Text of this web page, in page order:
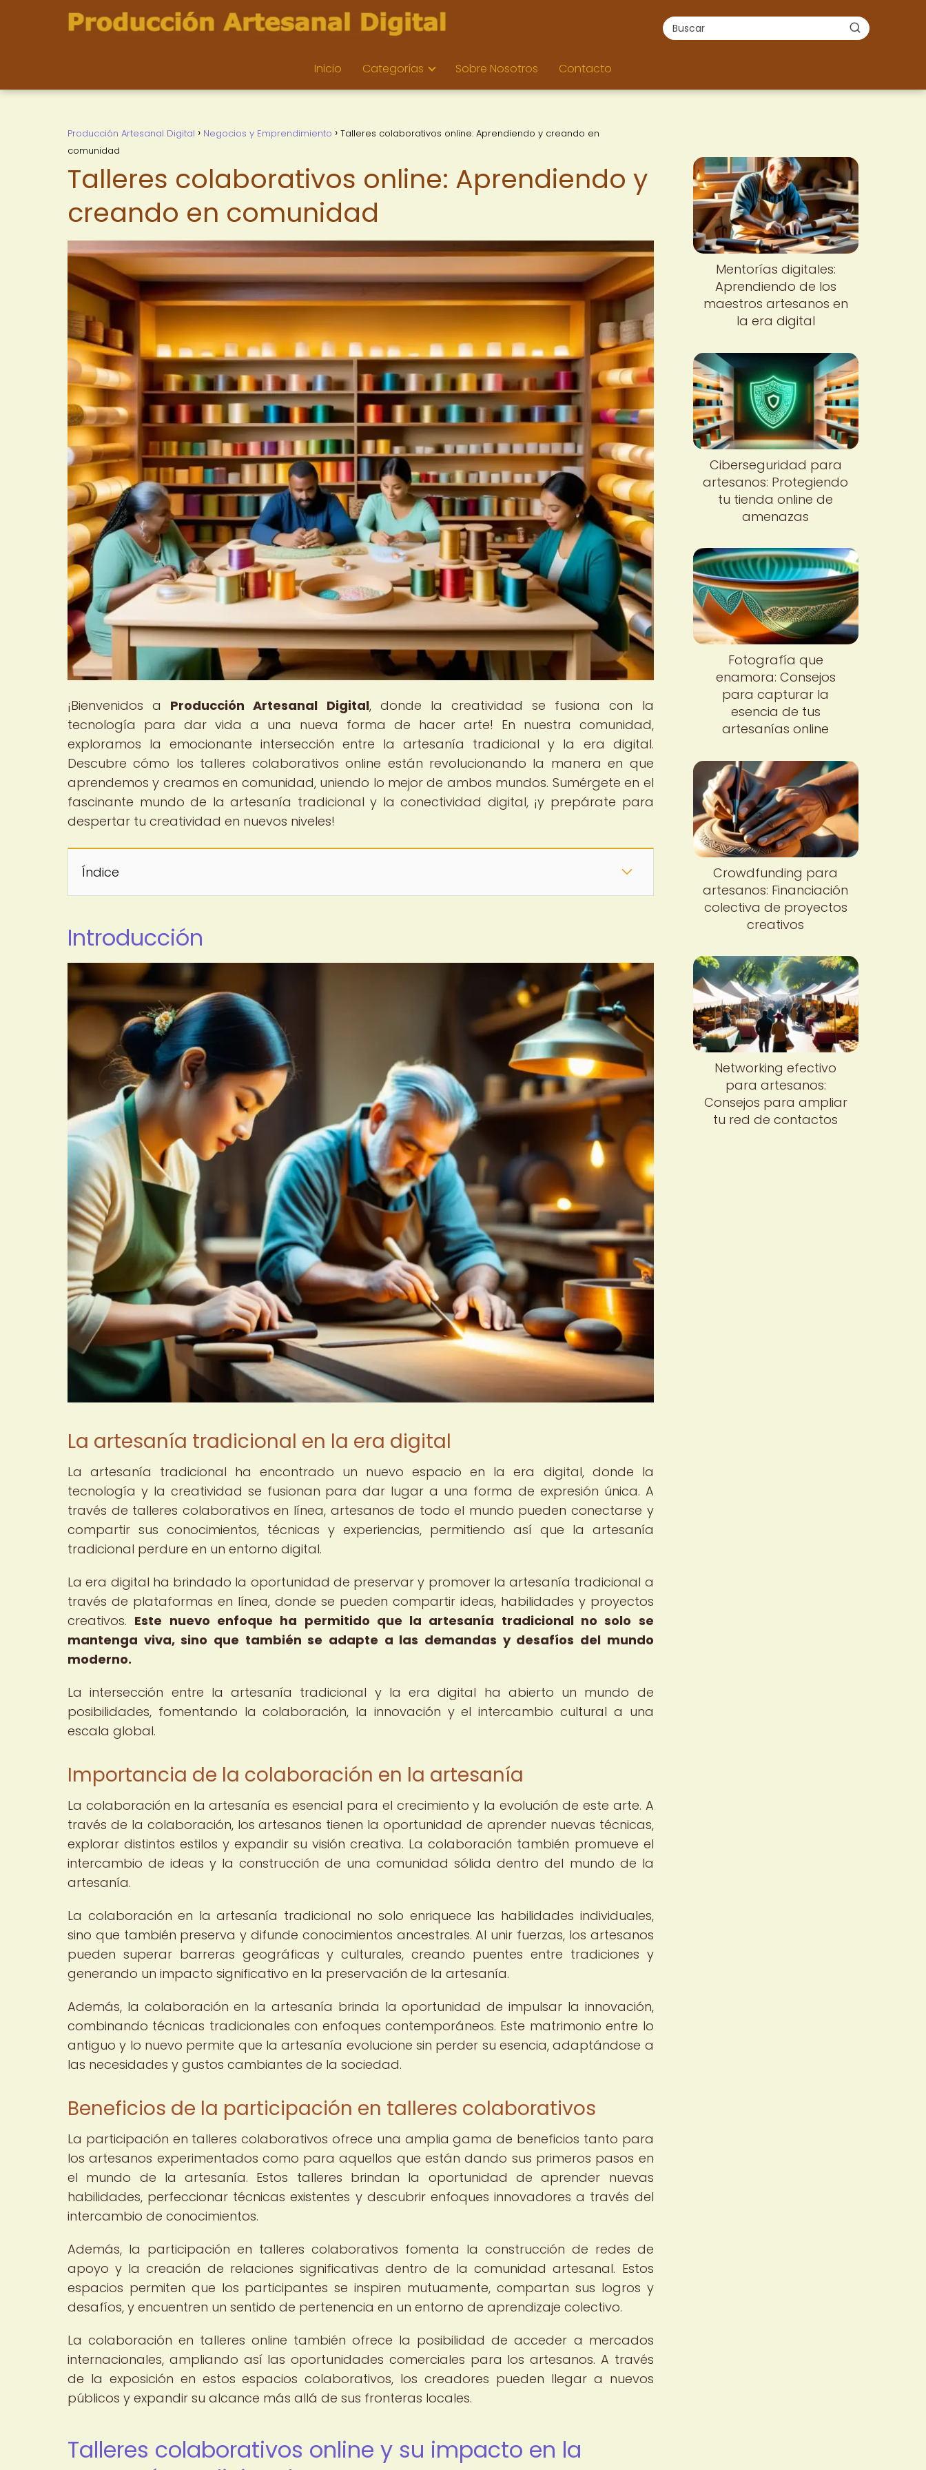
Inicio Categorías Sobre Nosotros Contacto
Producción Artesanal Digital Negocios y Emprendimiento
Talleres colaborativos online: Aprendiendo y creando en
comunidad
Talleres colaborativos online: Aprendiendo y
creando en comunidad
¡Bienvenidos a Producción Artesanal Digital, donde la creatividad se fusiona con la
tecnología para dar vida a una nueva forma de hacer arte! En nuestra comunidad,
exploramos la emocionante intersección entre la artesanía tradicional y la era digital.
Descubre cómo los talleres colaborativos online están revolucionando la manera en que
aprendemos y creamos en comunidad, uniendo lo mejor de ambos mundos. Sumérgete en el
fascinante mundo de la artesanía tradicional y la conectividad digital, ¡y prepárate para
despertar tu creatividad en nuevos niveles!
Índice
Introducción
La artesanía tradicional en la era digital
La artesanía tradicional ha encontrado un nuevo espacio en la era digital, donde la
tecnología y la creatividad se fusionan para dar lugar a una forma de expresión única. A
través de talleres colaborativos en línea, artesanos de todo el mundo pueden conectarse y
compartir sus conocimientos, técnicas y experiencias, permitiendo así que la artesanía
tradicional perdure en un entorno digital.
La era digital ha brindado la oportunidad de preservar y promover la artesanía tradicional a
través de plataformas en línea, donde se pueden compartir ideas, habilidades y proyectos
creativos. Este nuevo enfoque ha permitido que la artesanía tradicional no solo se
mantenga viva, sino que también se adapte a las demandas y desafíos del mundo
moderno.
La intersección entre la artesanía tradicional y la era digital ha abierto un mundo de
posibilidades, fomentando la colaboración, la innovación y el intercambio cultural a una
escala global.
Importancia de la colaboración en la artesanía
La colaboración en la artesanía es esencial para el crecimiento y la evolución de este arte. A
través de la colaboración, los artesanos tienen la oportunidad de aprender nuevas técnicas,
explorar distintos estilos y expandir su visión creativa. La colaboración también promueve el
intercambio de ideas y la construcción de una comunidad sólida dentro del mundo de la
artesanía.
La colaboración en la artesanía tradicional no solo enriquece las habilidades individuales,
sino que también preserva y difunde conocimientos ancestrales. Al unir fuerzas, los artesanos
pueden superar barreras geográficas y culturales, creando puentes entre tradiciones y
generando un impacto significativo en la preservación de la artesanía.
Además, la colaboración en la artesanía brinda la oportunidad de impulsar la innovación,
combinando técnicas tradicionales con enfoques contemporáneos. Este matrimonio entre lo
antiguo y lo nuevo permite que la artesanía evolucione sin perder su esencia, adaptándose a
las necesidades y gustos cambiantes de la sociedad.
Beneficios de la participación en talleres colaborativos
La participación en talleres colaborativos ofrece una amplia gama de beneficios tanto para
los artesanos experimentados como para aquellos que están dando sus primeros pasos en
el mundo de la artesanía. Estos talleres brindan la oportunidad de aprender nuevas
habilidades, perfeccionar técnicas existentes y descubrir enfoques innovadores a través del
intercambio de conocimientos.
Además, la participación en talleres colaborativos fomenta la construcción de redes de
apoyo y la creación de relaciones significativas dentro de la comunidad artesanal. Estos
espacios permiten que los participantes se inspiren mutuamente, compartan sus logros y
desafíos, y encuentren un sentido de pertenencia en un entorno de aprendizaje colectivo.
La colaboración en talleres online también ofrece la posibilidad de acceder a mercados
internacionales, ampliando así las oportunidades comerciales para los artesanos. A través
de la exposición en estos espacios colaborativos, los creadores pueden llegar a nuevos
públicos y expandir su alcance más allá de sus fronteras locales.
Talleres colaborativos online y su impacto en la
Mentorías digitales:
Aprendiendo de los
maestros artesanos en
la era digital
Ciberseguridad para
artesanos: Protegiendo
tu tienda online de
amenazas
Fotografía que
enamora: Consejos
para capturar la
esencia de tus
artesanías online
Crowdfunding para
artesanos: Financiación
colectiva de proyectos
creativos
Networking efectivo
para artesanos:
Consejos para ampliar
tu red de contactos